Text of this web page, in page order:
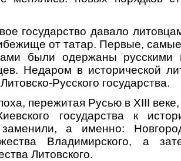
государство давало
от татар. Первые,
были одержаны
Недаром в исторической
Русского государства.
пережитая Русью в ХIII
государства к
а именно:
Владимирского, а
Литовского.